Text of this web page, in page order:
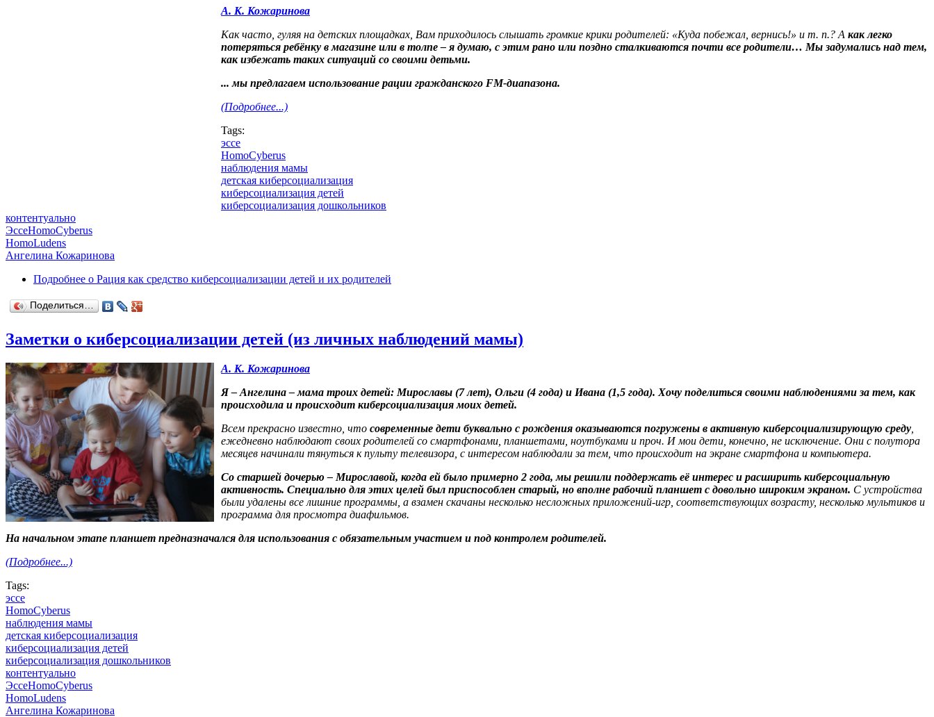
А. К. Кожаринова
Как часто, гуляя на детских площадках, Вам приходилось слышать громкие крики родителей: «Куда побежал, вернись!» и т. п.? А как легко
потеряться ребёнку в магазине или в толпе – я думаю, с этим рано или поздно сталкиваются почти все родители… Мы задумались над тем,
как избежать таких ситуаций со своими детьми.
...мы предлагаем использование рации гражданского FM-диапазона.
(Подробнее...)
Tags:
эссе
HomoCyberus
наблюдения мамы
детская киберсоциализация
киберсоциализация детей
киберсоциализация дошкольников
контентуально
ЭссеHomoCyberus
HomoLudens
Ангелина Кожаринова
Подробнее о Рация как средство киберсоциализации детей и их родителей
Поделиться…
Заметки о киберсоциализации детей (из личных наблюдений мамы)
А. К. Кожаринова
Я – Ангелина – мама троих детей: Мирославы (7 лет), Ольги (4 года) и Ивана (1,5 года). Хочу поделиться своими наблюдениями за тем, как
происходила и происходит киберсоциализация моих детей.
Всем прекрасно известно, что современные дети буквально с рождения оказываются погружены в активную киберсоциализирующую среду
ежедневно наблюдают своих родителей со смартфонами, планшетами, ноутбуками и проч. И мои дети, конечно, не исключение. Они с полутора
месяцев начинали тянуться к пульту телевизора, с интересом наблюдали за тем, что происходит на экране смартфона и компьютера.
Со старшей дочерью – Мирославой, когда ей было примерно 2 года, мы решили поддержать её интерес и расширить киберсоциальную
активность. Специально для этих целей был приспособлен старый, но вполне рабочий планшет с довольно широким экраном. С устройства
были удалены все лишние программы, а взамен скачаны несколько несложных приложений-игр, соответствующих возрасту, несколько мультиков и
программа для просмотра диафильмов.
На начальном этапе планшет предназначался для использования с обязательным участием и под контролем родителей.
(Подробнее...)
Tags:
эссе
HomoCyberus
наблюдения мамы
детская киберсоциализация
киберсоциализация детей
киберсоциализация дошкольников
контентуально
ЭссеHomoCyberus
HomoLudens
Ангелина Кожаринова